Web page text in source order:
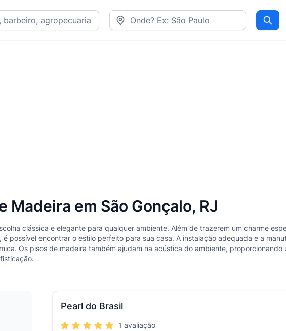
Madeira em São Gonçalo, RJ
clássica e elegante para qualquer ambiente. Além de trazerem um charme
possível encontrar o estilo perfeito para sua casa. A instalação adequada e a
Os pisos de madeira também ajudam na acústica do ambiente, proporcionando
Pearl do Brasil
1 avaliação